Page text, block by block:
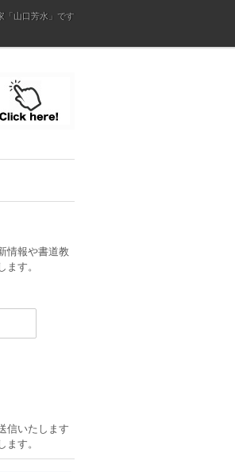
「山口芳水」です
情報や書道教
す。
信いたします
す。